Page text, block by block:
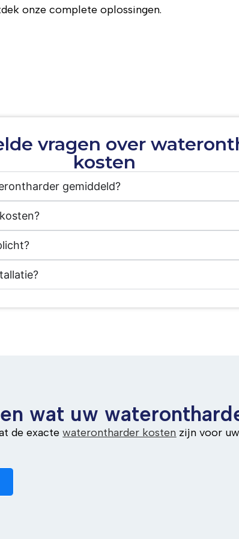
onze complete oplossingen.
vragen over
kosten
gemiddeld?
wat uw
de exactewaterontharder kosten zijn voor